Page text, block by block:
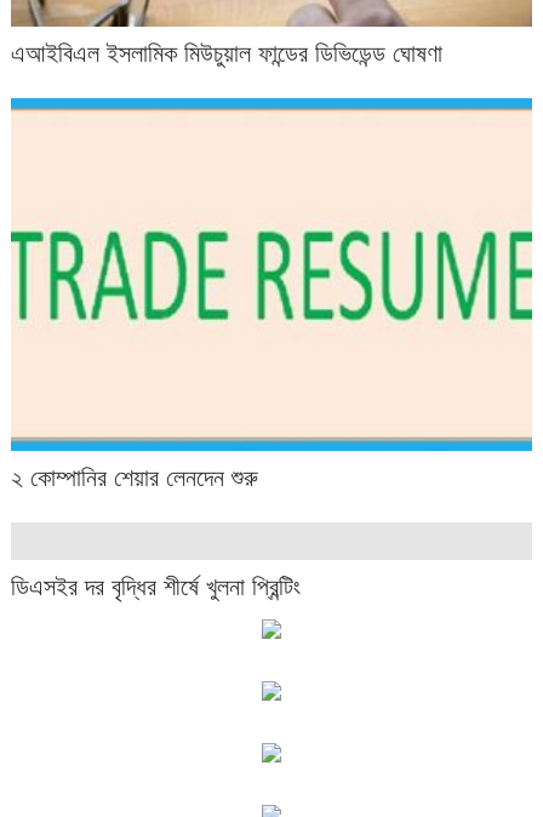
এআইবিএল ইসলামিক মিউচুয়াল ফান্ডের ডিভিডেন্ড ঘোষণা
২ কোম্পানির শেয়ার লেনদেন শুরু
ডিএসইর দর বৃদ্ধির শীর্ষে খুলনা প্রিন্টিং